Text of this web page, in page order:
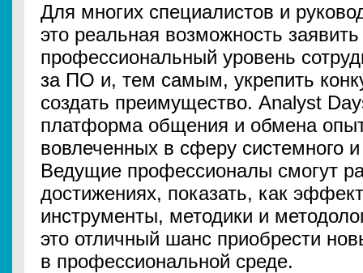
Для многих специалистов и
это реальная возможность
профессиональный уровень
за ПО и, тем самым, укрепить
создать преимущество. Analyst
платформа общения и обмена
вовлеченных в сферу системного
Ведущие профессионалы смогут
достижениях, показать, как
инструменты, методики и
это отличный шанс приобрести
в профессиональной среде.